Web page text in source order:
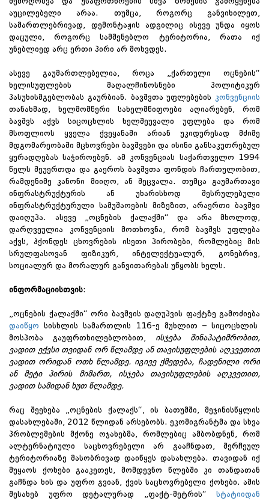
აუცილებელი არაა. თუმცა, როგორც განვიხილეთ,
სამართლებრივად, დემონტაჟის ადგილიც ისევე უნდა იყოს
დაცული, როგორც სამშენებლო ტერიტორია, რათა იქ
უნებლიედ არც ერთი პირი არ მოხვდეს.
ასევე გაუმართლებელია, როცა „ქართული ოცნების“
ხელისუფლების მაღალჩინოსნები პოლიტიკურ
პასუხისმგებლობას გაურბიან. ბავშვთა უფლებების
კონვენციის
თანახმად, ხელმომწერი სახელმწიფოები აღიარებენ, რომ
ბავშვს აქვს სიცოცხლის ხელშეუვალი უფლება და რომ
მსოფლიოს ყველა ქვეყანაში არიან უკიდურესად მძიმე
მდგომარეობაში მცხოვრები ბავშვები და ისინი განსაკუთრებულ
ყურადღებას საჭიროებენ. ამ კონვენციას საქართველო 1994
წელს შეუერთდა და გაეროს ბავშვთა ფონდის ჩართულობით,
რამდენიმე კანონი მიიღო, ან შეცვალა. თუმცა გაუმართავი
ინფრასტრუქტურის ან უხარისხოდ შესრულებული
ინფრასტრუქტურული სამუშაოების მიზეზით, არაერთი ბავშვი
დაიღუპა. ასევე „ოცნების ქალაქში“ და არა მხოლოდ,
დარღვეულია კონვენციის მოთხოვნა, რომ ბავშვს უფლება
აქვს, ჰქონდეს ცხოვრების ისეთი პირობები, რომლებიც მის
სრულფასოვან ფიზიკურ, ინტელექტუალურ, გონებრივ,
სოციალურ და მორალურ განვითარებას უწყობს ხელს.
ინფორმაციისთვის:
„ოცნების ქალაქში“ ორი ბავშვის დაღუპვის ფაქტზე გამოძიება
დაიწყო სისხლის სამართლის 116-ე მუხლით – სიცოცხლის
მოსპობა გაუფრთხილებლობით, ისჯება შინაპატიმრობით,
ვადით ექვსი თვიდან ორ წლამდე ან თავისუფლების აღკვეთით
ვადით ორიდან ოთხ წლამდე. იგივე ქმედება, ჩადენილი ორი
ან მეტი პირის მიმართ, ისჯება თავისუფლების აღკვეთით,
ვადით სამიდან ხუთ წლამდე.
რაც შეეხება „ოცნების ქალაქს“, ის ბათუმში, მეჯინისწყლის
დასახლებაში, 2012 წლიდან არსებობს. ეკომიგრანტმა და სხვა
პრობლემების მქონე ოჯახებმა, რომლებიც ამბობდნენ, რომ
ალტერნატიული საცხოვრებელი არ გააჩნდათ, შერჩეულ
ტერიტორიაზე მასობრივად დაიწყეს დასახლება. თავიდან იქ
მუყაოს ქოხები გააკეთეს, მომდევნო წლებში კი თანდათან
გაჩნდა ხის და უფრო გვიან, ქვის საცხოვრებელი ქოხები. ამის
შესახებ უფრო დეტალურად „ფაქტ-მეტრის“ სტატიიდან